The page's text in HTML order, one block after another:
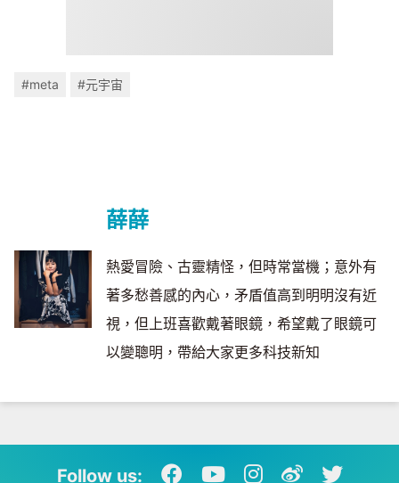
#meta #元宇宙
薛薛
熱愛冒險、古靈精怪，但時常當機；意外有
著多愁善感的內心，矛盾值高到明明沒有近
視，但上班喜歡戴著眼鏡，希望戴了眼鏡可
以變聰明，帶給大家更多科技新知
Follow us: